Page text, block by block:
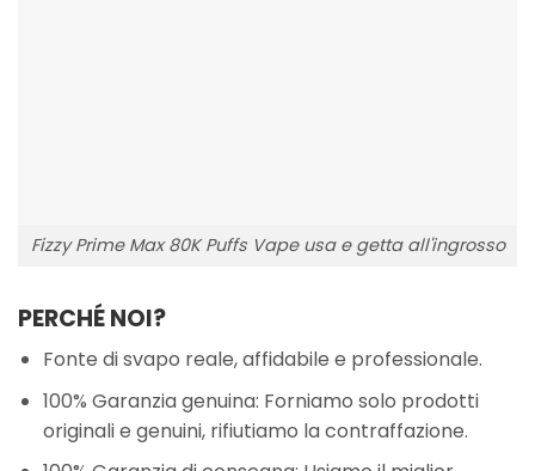
Fizzy Prime Max 80K Puffs Vape usa e getta all'ingrosso
PERCHÉ NOI?
Fonte di svapo reale, affidabile e professionale.
100% Garanzia genuina: Forniamo solo prodotti
originali e genuini, rifiutiamo la contraffazione.